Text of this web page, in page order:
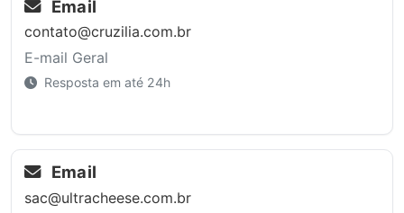
Email
contato@cruzilia.com.br
E-mail Geral
Resposta em até 24h
Email
sac@ultracheese.com.br